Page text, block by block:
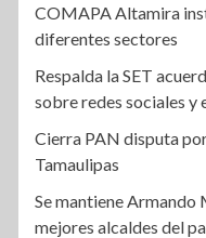
COMAPA Altamira
diferentes sectores
Respalda la SET
sobre redes sociales y
Cierra PAN disputa
Tamaulipas
Se mantiene Armando
mejores alcaldes del